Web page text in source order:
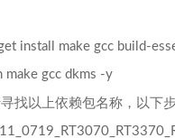
install make gcc build-
make gcc dkms -y
找以上依赖包名称，以下